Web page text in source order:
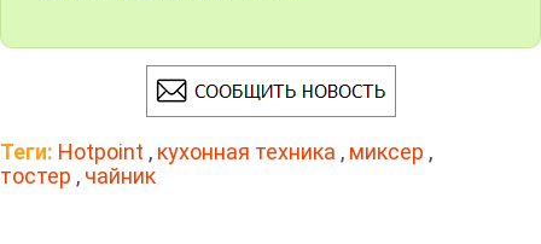
Теги: Hotpoint , кухонная техника , миксер ,
тостер , чайник